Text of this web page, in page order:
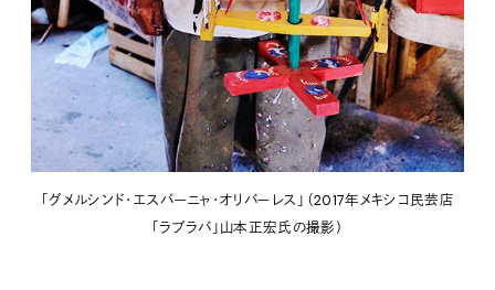
「グメルシンド・エスパーニャ・オリバーレス」（2017年メキシコ民芸店
「ラブラバ」山本正宏氏の撮影）